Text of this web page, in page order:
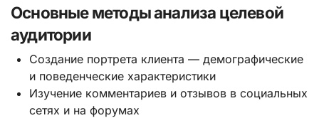
Основные методы анализа целевой
аудитории
Создание портрета клиента — демографические
и поведенческие характеристики
Изучение комментариев и отзывов в социальных
сетях и на форумах